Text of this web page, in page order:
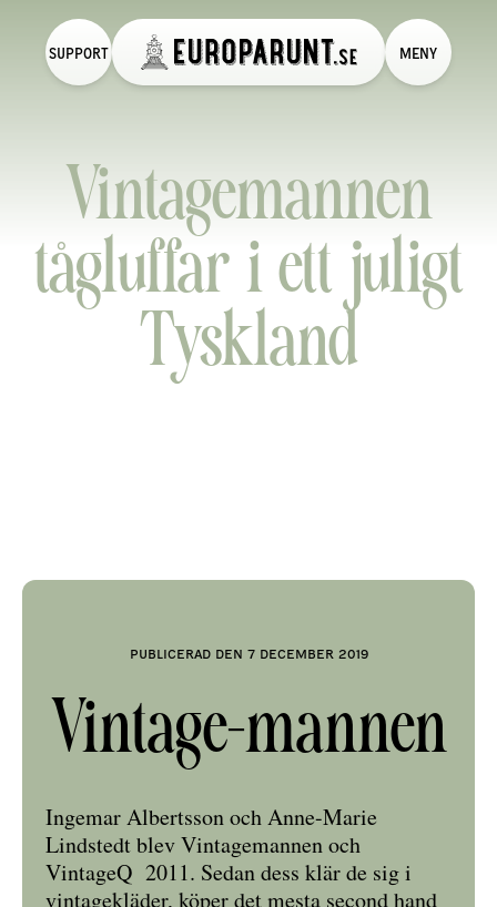
SUPPORT MENY
Vintagemannen
tågluffar i ett juligt
Tyskland
Publicerad den 7 december 2019
Vintage-mannen
Ingemar Albertsson och Anne-Marie
Lindstedt blev Vintagemannen och
VintageQ 2011. Sedan dess klär de sig i
vintagekläder, köper det mesta second hand